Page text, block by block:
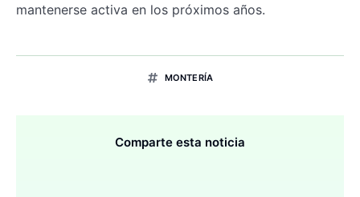
mantenerse activa en los próximos años.
MONTERÍA
Comparte esta noticia